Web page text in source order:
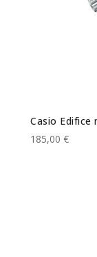
Casio Edifice
185,00 €